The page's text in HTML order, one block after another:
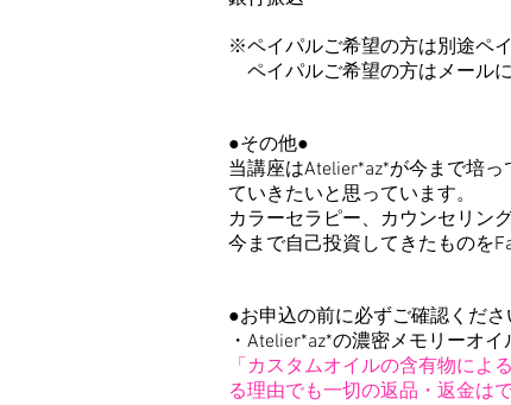
※ペイパルご希望の方は別途ペ
ペイパルご希望の方はメール
●その他●
当講座はAtelier*az*が今まで培
ていきたいと思っています。
カラーセラピー、カウンセリング
今まで自己投資してきたものを
●お申込の前に必ずご確認くださ
・Atelier*az*の濃密メモリーオ
「カスタムオイルの含有物に
る理由でも一切の返品・返金は